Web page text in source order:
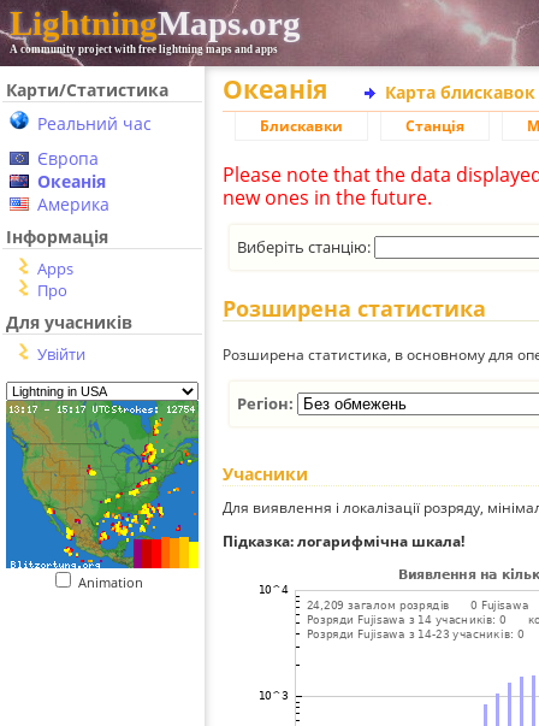
LightningMaps.org
A community project with free lightning maps and apps
Карти/Статистика
Реальний час
Європа
Океанія
Америка
Інформація
Apps
Про
Для учасників
Увійти
Animation
Океанія Карта
Блискавки Станція
Please note that the data
new ones in the future.
Виберіть станцію:
Розширена статистика
Розширена статистика, в основному для
Регіон:
Учасники
Для виявлення і локалізації розряду,
Підказка: логарифмічна шкала!